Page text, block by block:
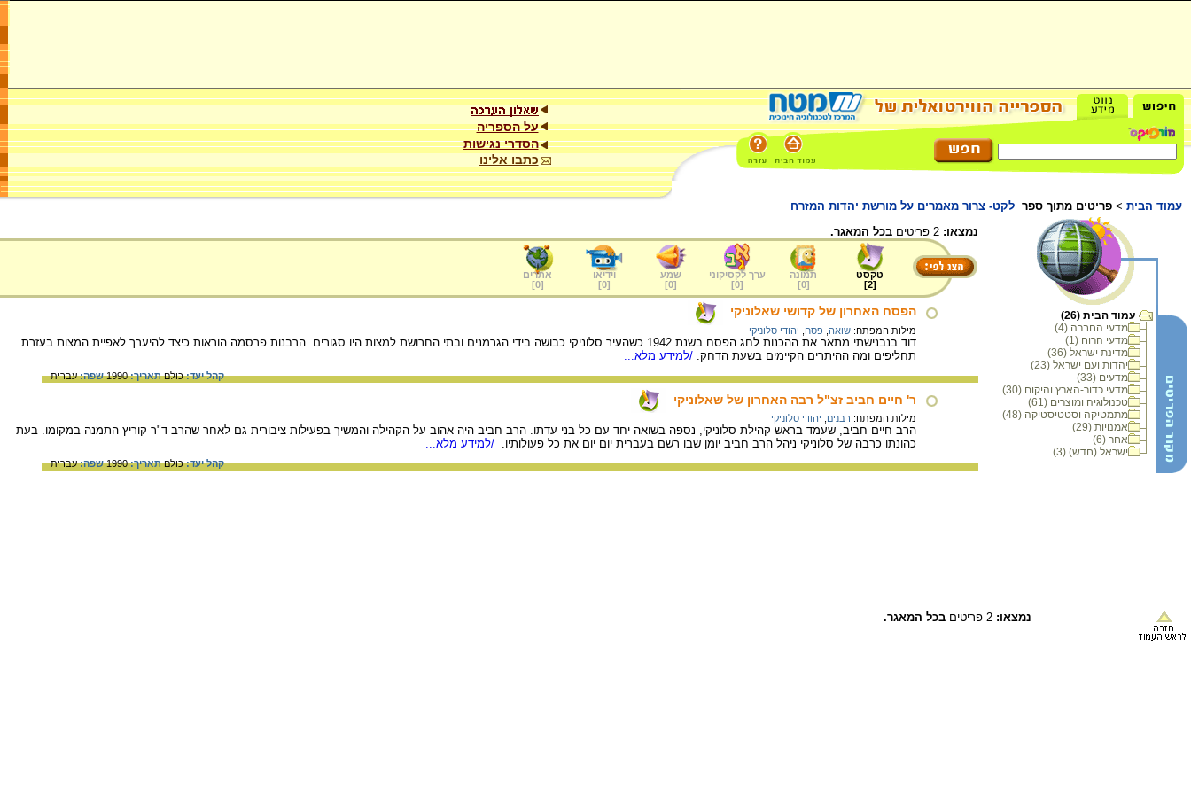
על הספריה
הסדרי נגישות
כתבו אלינו
עמוד הבית > פריטים מתוך ספר לקט- צרור מאמרים על מורשת יהדות המזרח
עמוד הבית (26)
מדעי החברה (4)
מדעי הרוח (1)
מדינת ישראל (36)
יהדות ועם ישראל (23)
מדעים (33)
מדעי כדור-הארץ והיקום (30)
טכנולוגיה ומוצרים (61)
מתמטיקה וסטטיסטיקה (48)
אמנויות (29)
אחר (6)
ישראל (חדש) (3)
נמצאו: בכל המאגר.
טקסט
[
2
]
תמונה
[
0
]
ערך לקסיקוני
[
0
]
שמע
[
0
]
וידיאו
[
0
]
אתרים
[
0
]
הפסח האחרון של קדושי שאלוניקי
מילות המפתח: שואה פסח יהודי סלוניקי
דוד בנבנישתי מתאר את ההכנות לחג הפסח בשנת 1942 כשהעיר סלוניקי כבושה בידי הגרמנים ובתי החרושת למצות היו סגורים. הרבנות פרסמה הוראות כיצד להיערך לאפיית המצות בעזרת
תחליפים ומה ההיתרים הקיימים בשעת הדחק. /למידע מלא...
קהל יעד:כולםתאריך:1990 שפה:עברית
ר' חיים חביב זצ"ל רבה האחרון של שאלוניקי
מילות המפתח: רבנים יהודי סלוניקי
הרב חיים חביב, שעמד בראש קהילת סלוניקי, נספה בשואה יחד עם כל בני עדתו. הרב חביב היה אהוב על הקהילה והמשיך בפעילות ציבורית גם לאחר שהרב ד"ר קוריץ התמנה במקומו. בעת
כהונתו כרבה של סלוניקי ניהל הרב חביב יומן שבו רשם בעברית יום יום את כל פעולותיו. /למידע מלא...
קהל יעד:כולםתאריך:1990 שפה:עברית
נמצאו: בכל המאגר.